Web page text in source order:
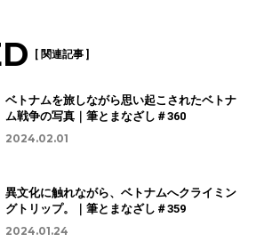
[ 関連記事 ]
ベトナムを旅しながら思い起こされたベトナ
ム戦争の写真｜筆とまなざし＃360
2024.02.01
異文化に触れながら、ベトナムへクライミン
グトリップ。｜筆とまなざし＃359
2024.01.24